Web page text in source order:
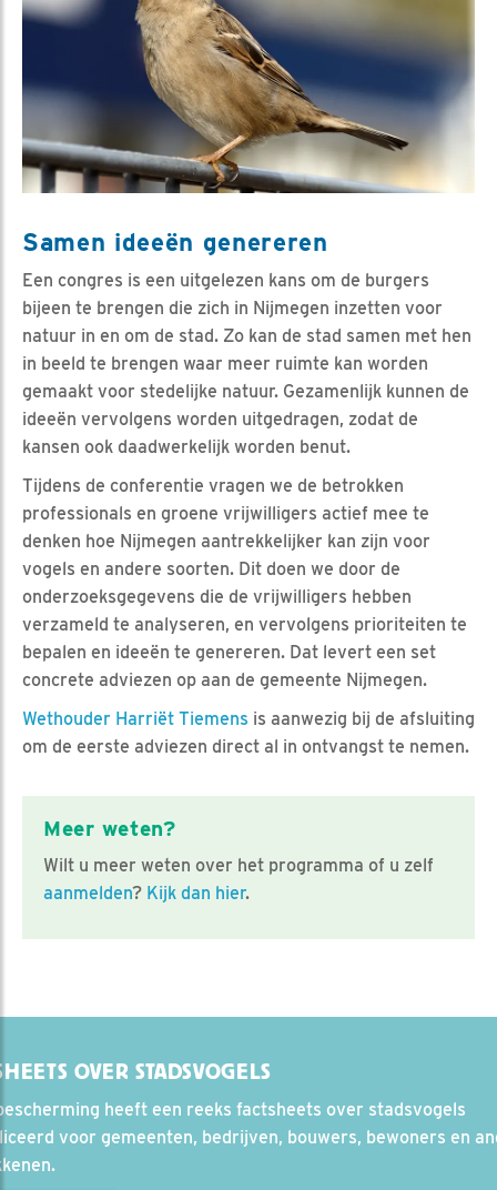
Samen ideeën genereren
Een congres is een uitgelezen kans om de burgers
bijeen te brengen die zich in Nijmegen inzetten voor
natuur in en om de stad. Zo kan de stad samen met hen
in beeld te brengen waar meer ruimte kan worden
gemaakt voor stedelijke natuur. Gezamenlijk kunnen de
ideeën vervolgens worden uitgedragen, zodat de
kansen ook daadwerkelijk worden benut.
Tijdens de conferentie vragen we de betrokken
professionals en groene vrijwilligers actief mee te
denken hoe Nijmegen aantrekkelijker kan zijn voor
vogels en andere soorten. Dit doen we door de
onderzoeksgegevens die de vrijwilligers hebben
verzameld te analyseren, en vervolgens prioriteiten te
bepalen en ideeën te genereren. Dat levert een set
concrete adviezen op aan de gemeente Nijmegen.
Wethouder Harriët Tiemens is aanwezig bij de afsluiting
om de eerste adviezen direct al in ontvangst te nemen.
Meer weten?
Wilt u meer weten over het programma of u zelf
aanmelden? Kijk dan hier.
OVER STADSVOGELS
heeft een reeks factsheets over stadsvogels
voor gemeenten, bedrijven, bouwers, bewoners en